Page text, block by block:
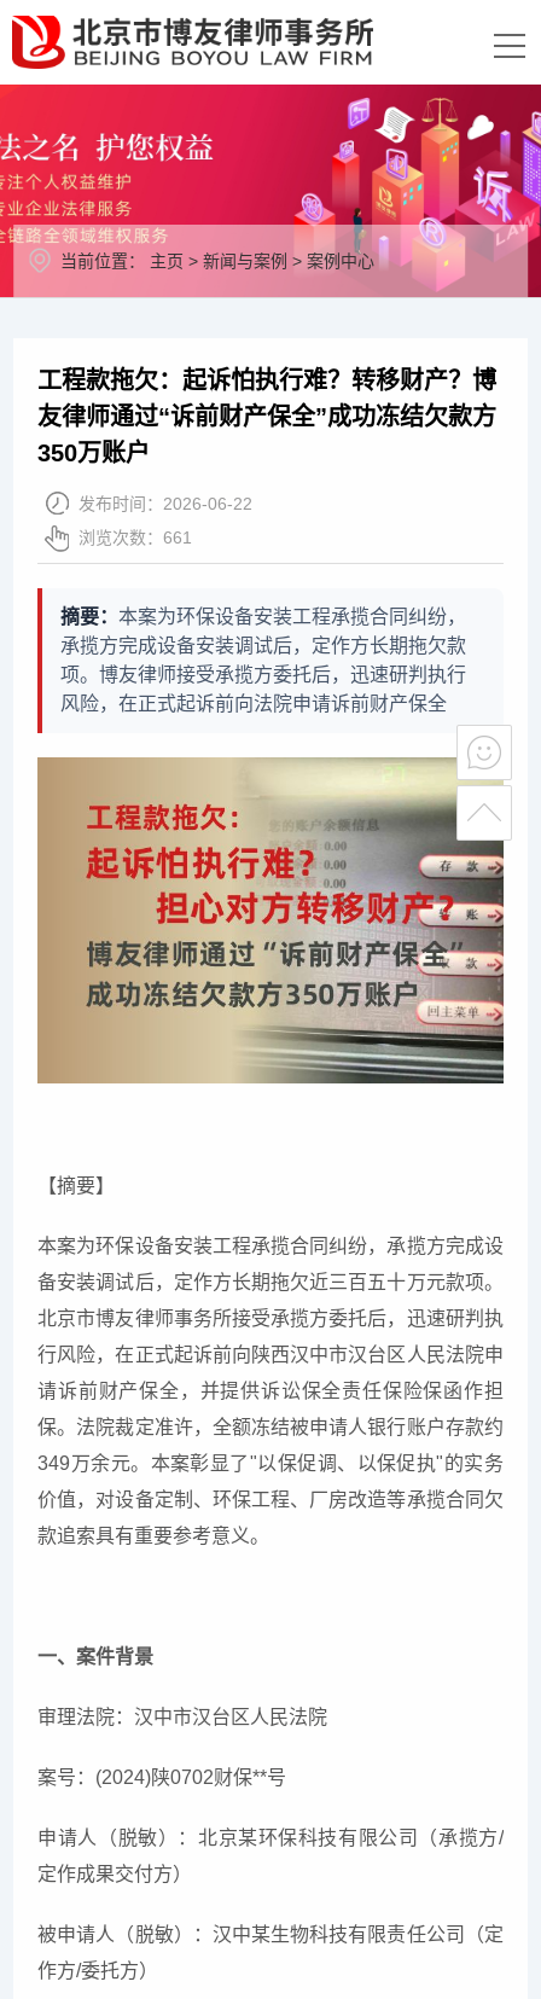
当前位置： 主页 >新闻与案例 >案例中心
工程款拖欠：起诉怕执行难？转移财产？博
友律师通过“诉前财产保全”成功冻结欠款方
350万账户
发布时间：2026-06-22
浏览次数：661
摘要：本案为环保设备安装工程承揽合同纠纷，
承揽方完成设备安装调试后，定作方长期拖欠款
项。博友律师接受承揽方委托后，迅速研判执行
风险，在正式起诉前向法院申请诉前财产保全
【摘要】
本案为环保设备安装工程承揽合同纠纷，承揽方完成设
备安装调试后，定作方长期拖欠近三百五十万元款项。
北京市博友律师事务所接受承揽方委托后，迅速研判执
行风险，在正式起诉前向陕西汉中市汉台区人民法院申
请诉前财产保全，并提供诉讼保全责任保险保函作担
保。法院裁定准许，全额冻结被申请人银行账户存款约
349万余元。本案彰显了"以保促调、以保促执"的实务
价值，对设备定制、环保工程、厂房改造等承揽合同欠
款追索具有重要参考意义。
一、案件背景
审理法院：汉中市汉台区人民法院
案号：(2024)陕0702财保**号
申请人（脱敏）：北京某环保科技有限公司（承揽方/
定作成果交付方）
被申请人（脱敏）：汉中某生物科技有限责任公司（定
作方/委托方）